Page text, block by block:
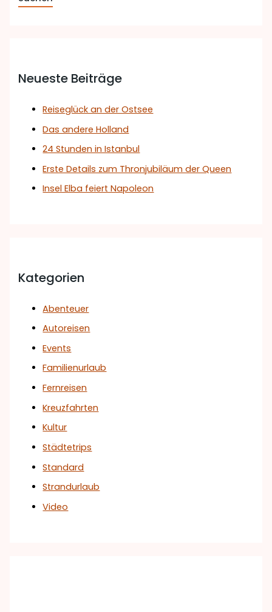
Neueste Beiträge
Reiseglück an der Ostsee
Das andere Holland
24 Stunden in Istanbul
Erste Details zum Thronjubiläum der Queen
Insel Elba feiert Napoleon
Kategorien
Abenteuer
Autoreisen
Events
Familienurlaub
Fernreisen
Kreuzfahrten
Kultur
Städtetrips
Standard
Strandurlaub
Video